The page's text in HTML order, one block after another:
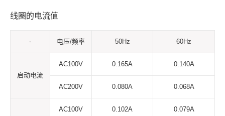
线圈的电流值
- 电压/频率 50Hz 60Hz
启动电流
AC100V 0.165A 0.140A
AC200V 0.080A 0.068A
AC100V 0.102A 0.079A